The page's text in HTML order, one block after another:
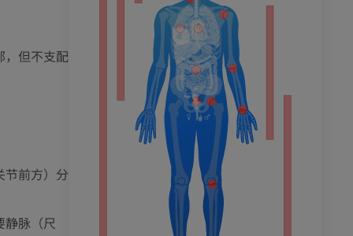
，但不支配
节前方）分
静脉（尺